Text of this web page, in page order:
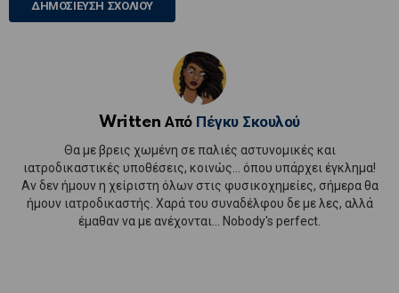
Written Από Πέγκυ Σκουλού
Θα με βρεις χωμένη σε παλιές αστυνομικές και
ιατροδικαστικές υποθέσεις, κοινώς... όπου υπάρχει έγκλημα!
Αν δεν ήμουν η χείριστη όλων στις φυσικοχημείες, σήμερα θα
ήμουν ιατροδικαστής. Χαρά του συναδέλφου δε με λες, αλλά
έμαθαν να με ανέχονται... Nobody's perfect.